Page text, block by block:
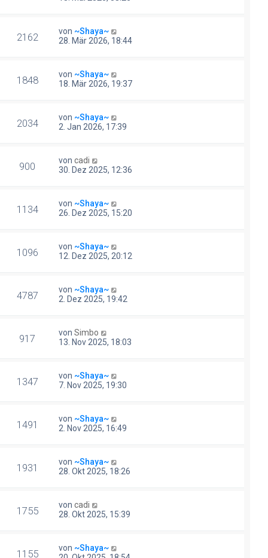
2162 von ~Shaya~
28. Mär 2026, 18:44
1848 von ~Shaya~
18. Mär 2026, 19:37
2034 von ~Shaya~
2. Jan 2026, 17:39
900 von cadi
30. Dez 2025, 12:36
1134 von ~Shaya~
26. Dez 2025, 15:20
1096 von ~Shaya~
12. Dez 2025, 20:12
4787 von ~Shaya~
2. Dez 2025, 19:42
917 von Simbo
13. Nov 2025, 18:03
1347 von ~Shaya~
7. Nov 2025, 19:30
1491 von ~Shaya~
2. Nov 2025, 16:49
1931 von ~Shaya~
28. Okt 2025, 18:26
1755 von cadi
28. Okt 2025, 15:39
1155 von ~Shaya~